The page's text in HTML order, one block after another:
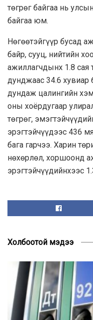
төгрөг байгаа нь
байгаа юм.
Нөгөөтэйгүүр бусад
байр, сууц, нийтийн
ажиллагчдынх 1.8 сая
дунджаас 34.6 хувиар
дундаж цалингийн
оны хоёрдугаар
төгрөг,
эрэгтэйчүүдээс 436
бага гарчээ. Харин
нөхөрлөл, хоршоонд
эрэгтэйчүүдийнхээс
Холбоотой мэдээ